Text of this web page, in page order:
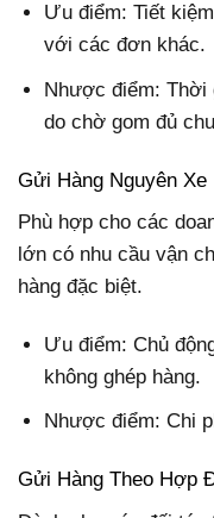
Ưu điểm: Tiết
với các đơn khác.
Nhược điểm: Thời
do chờ gom đủ
Gửi Hàng Nguyên Xe
Phù hợp cho các
lớn có nhu cầu vận
hàng đặc biệt.
Ưu điểm: Chủ
không ghép hàng.
Nhược điểm: Chi
Gửi Hàng Theo Hợp